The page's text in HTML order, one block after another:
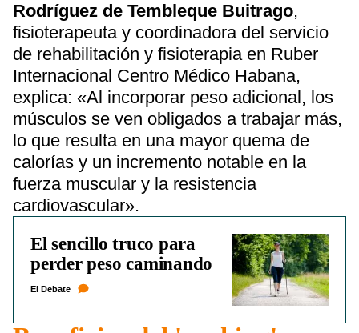
Rodríguez de Tembleque Buitrago,
fisioterapeuta y coordinadora del servicio
de rehabilitación y fisioterapia en Ruber
Internacional Centro Médico Habana,
explica: «Al incorporar peso adicional, los
músculos se ven obligados a trabajar más,
lo que resulta en una mayor quema de
calorías y un incremento notable en la
fuerza muscular y la resistencia
cardiovascular».
El sencillo truco para
perder peso caminando
El Debate